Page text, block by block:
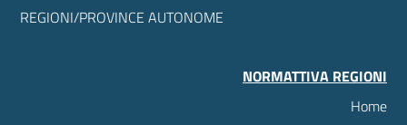
REGIONI/PROVINCE AUTONOME
NORMATTIVA REGIONI
Home